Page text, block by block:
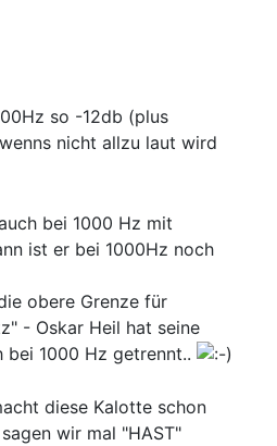
so -12db (plus
nicht allzu laut wird
bei 1000 Hz mit
ist er bei 1000Hz noch
obere Grenze für
- Oskar Heil hat seine
bei 1000 Hz getrennt..
diese Kalotte schon
wir mal "HAST"